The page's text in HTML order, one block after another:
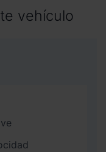
vehículo